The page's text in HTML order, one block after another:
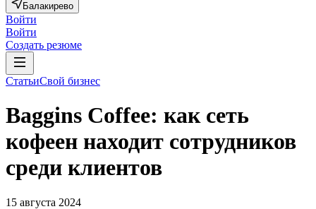
Балакирево
Войти
Войти
Создать резюме
СтатьиСвой бизнес
Baggins Coffee: как сеть
кофеен находит сотрудников
среди клиентов
15 августа 2024